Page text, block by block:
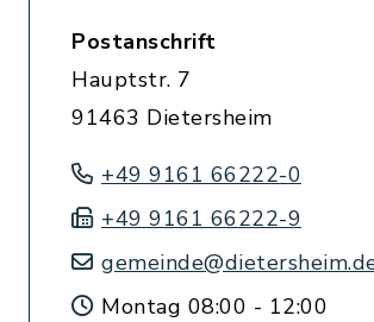
Postanschrift
Hauptstr. 7
91463 Dietersheim
+49 9161 66222-0
+49 9161 66222-9
Montag 08:00 - 12:00